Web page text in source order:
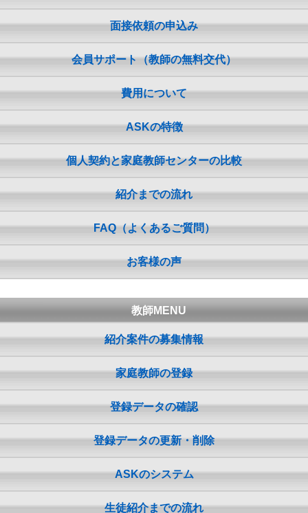
面接依頼の申込み
会員サポート（教師の無料交代）
費用について
ASKの特徴
個人契約と家庭教師センターの比較
紹介までの流れ
FAQ（よくあるご質問）
お客様の声
教師MENU
紹介案件の募集情報
家庭教師の登録
登録データの確認
登録データの更新・削除
ASKのシステム
生徒紹介までの流れ